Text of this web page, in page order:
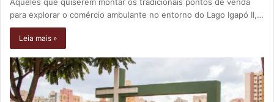
Aqueles que quiserem montar os tradicionais pontos de venda
para explorar o comércio ambulante no entorno do Lago Igapó II,…
Leia mais »